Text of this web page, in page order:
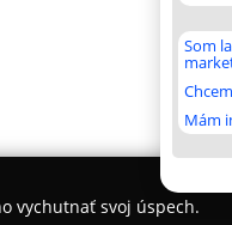
Som
Mám
vychutnať svoj úspech.